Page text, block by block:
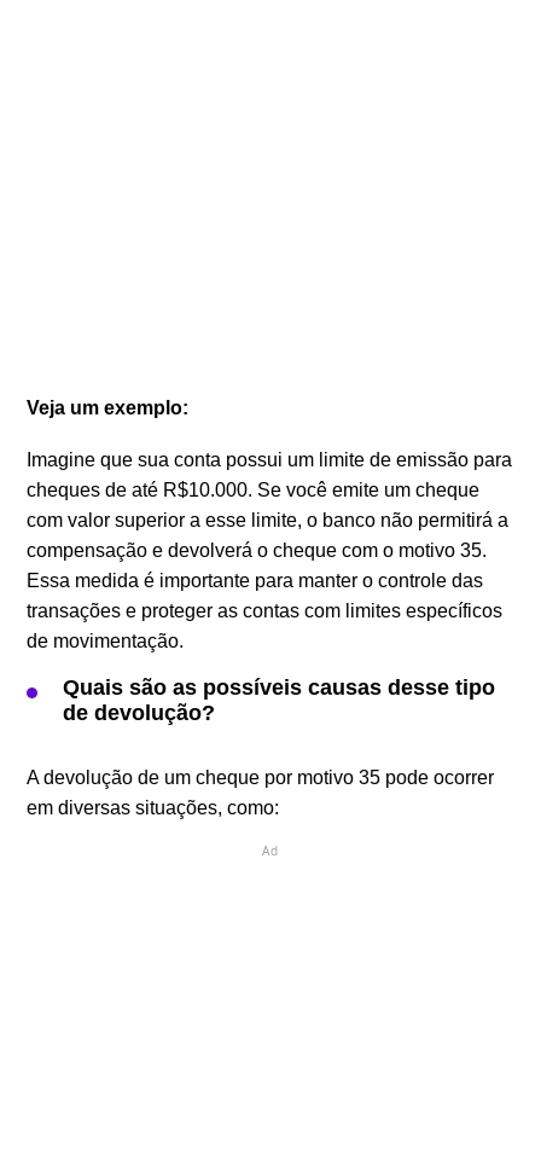
Veja um exemplo:
Imagine que sua conta possui um limite de emissão para
cheques de até R$10.000. Se você emite um cheque
com valor superior a esse limite, o banco não permitirá a
compensação e devolverá o cheque com o motivo 35.
Essa medida é importante para manter o controle das
transações e proteger as contas com limites específicos
de movimentação.
Quais são as possíveis causas desse tipo
de devolução?
A devolução de um cheque por motivo 35 pode ocorrer
em diversas situações, como:
Ad